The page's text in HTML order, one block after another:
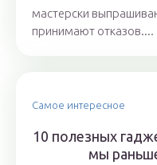
мастерски
принимают отказов....
Самое интересное
10 полезных
мы